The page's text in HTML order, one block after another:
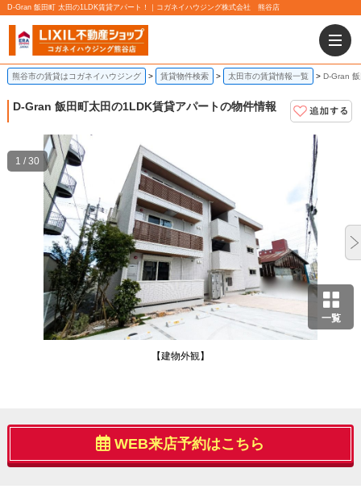
D-Gran 飯田町 太田の1LDK賃貸アパート！｜コガネイハウジング株式会社 熊谷店
熊谷市の賃貸はコガネイハウジング 賃貸物件検索 太田市の賃貸情報一覧 D-Gran
D-Gran 飯田町太田の1LDK賃貸アパートの物件情報
一覧
【建物外観】
1 / 30
WEB来店予約はこちら